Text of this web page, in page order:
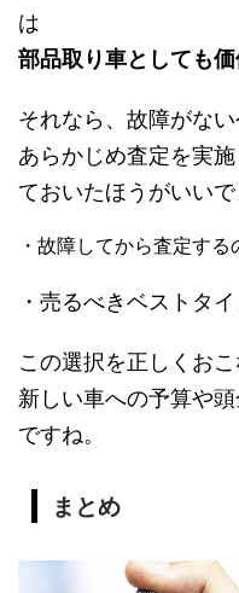
は
部品取り車としても
それなら、故障がな
あらかじめ査定を実施
ておいたほうがいいで
・故障してから査定する
・売るべきベストタ
この選択を正しくおこ
新しい車への予算や
ですね。
まとめ